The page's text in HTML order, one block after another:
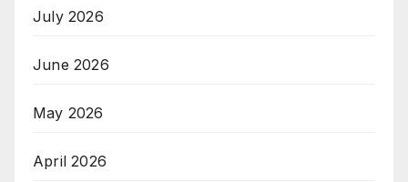
July 2026
June 2026
May 2026
April 2026